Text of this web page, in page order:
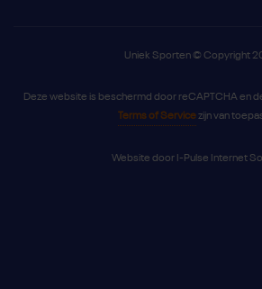
Uniek Sporten © Copyright
Deze website is beschermd door reCAPTCHA en
Terms of Servicezijn van
Website door I-Pulse Internet